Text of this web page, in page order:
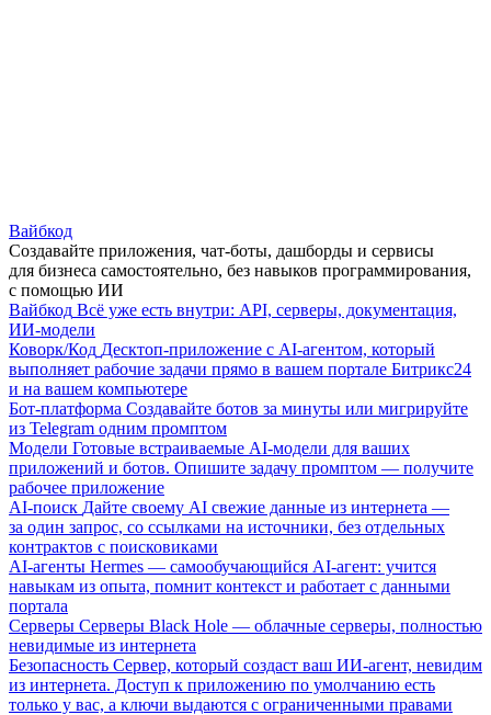
Вайбкод
Создавайте приложения, чат-боты, дашборды и сервисы
для бизнеса самостоятельно, без навыков программирования,
с помощью ИИ
Вайбкод Всё уже есть внутри: API, серверы, документация,
ИИ-модели
Коворк/Код Десктоп-приложение с AI-агентом, который
выполняет рабочие задачи прямо в вашем портале Битрикс24
и на вашем компьютере
Бот-платформа Создавайте ботов за минуты или мигрируйте
из Telegram одним промптом
Модели Готовые встраиваемые AI-модели для ваших
приложений и ботов. Опишите задачу промптом — получите
рабочее приложение
AI-поиск Дайте своему AI свежие данные из интернета —
за один запрос, со ссылками на источники, без отдельных
контрактов с поисковиками
AI-агенты Hermes — самообучающийся AI-агент: учится
навыкам из опыта, помнит контекст и работает с данными
портала
Серверы Серверы Black Hole — облачные серверы, полностью
невидимые из интернета
Безопасность Сервер, который создаст ваш ИИ-агент, невидим
из интернета. Доступ к приложению по умолчанию есть
только у вас, а ключи выдаются с ограниченными правами